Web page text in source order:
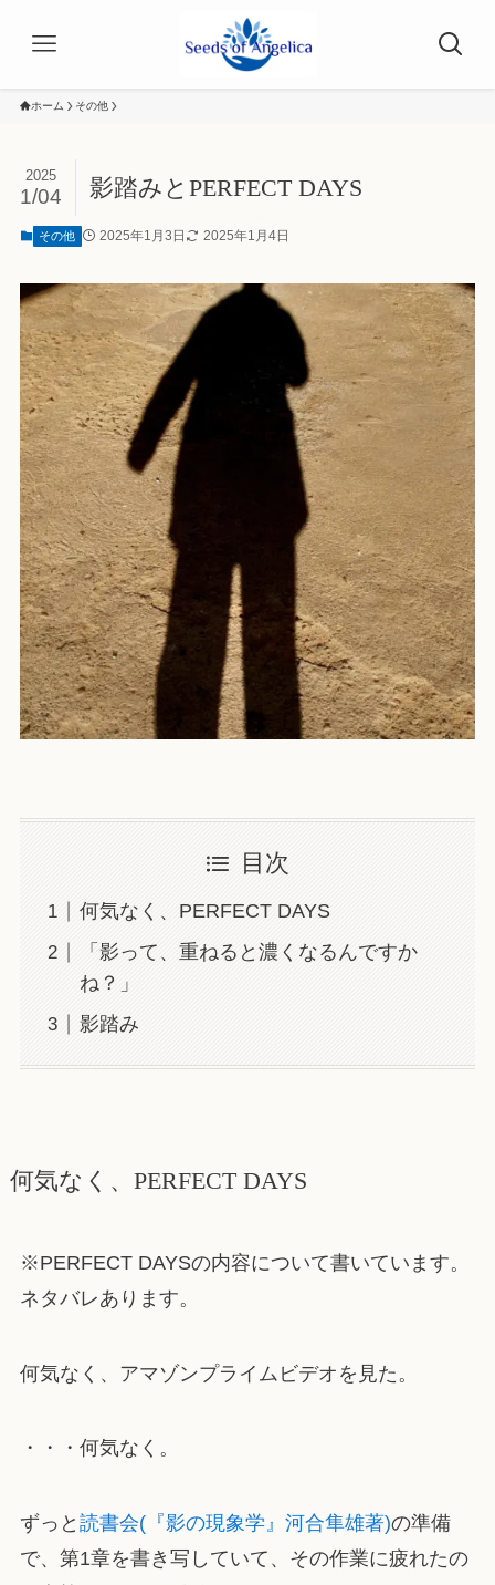
ホーム その他
影踏みとPERFECT DAYS
2025
1/04
その他 2025年1月3日 2025年1月4日
目次
何気なく、PERFECT DAYS
「影って、重ねると濃くなるんですか
ね？」
影踏み
何気なく、PERFECT DAYS
※PERFECT DAYSの内容について書いています。
ネタバレあります。
何気なく、アマゾンプライムビデオを見た。
・・・何気なく。
ずっと 読書会(『影の現象学』河合隼雄著)の準備
で、第1章を書き写していて、その作業に疲れたの